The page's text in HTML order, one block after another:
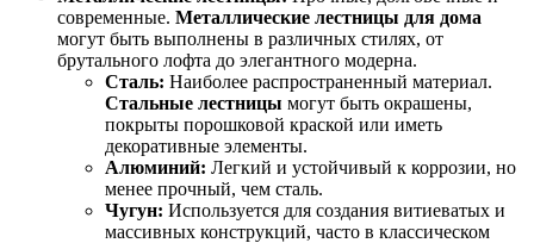
современные. Металлические лестницы для дома
могут быть выполнены в различных стилях, от
брутального лофта до элегантного модерна.
Сталь: Наиболее распространенный материал.
Стальные лестницы могут быть окрашены,
покрыты порошковой краской или иметь
декоративные элементы.
Алюминий: Легкий и устойчивый к коррозии, но
менее прочный, чем сталь.
Чугун: Используется для создания витиеватых и
массивных конструкций, часто в классическом